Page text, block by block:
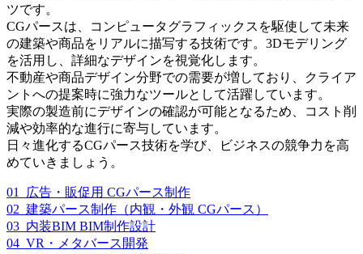
ツです。
CGパースは、コンピュータグラフィックスを駆使して未来
の建築や商品をリアルに描写する技術です。3Dモデリング
を活用し、詳細なデザインを視覚化します。
不動産や商品デザイン分野での需要が増しており、クライア
ントへの提案時に強力なツールとして活躍しています。
実際の製造前にデザインの確認が可能となるため、コスト削
減や効率的な進行に寄与しています。
日々進化するCGパース技術を学び、ビジネスの競争力を高
めていきましょう。
01_広告・販促用 CGパース制作
02_建築パース制作（内観・外観 CGパース）
03_内装BIM BIM制作設計
04_VR・メタバース開発